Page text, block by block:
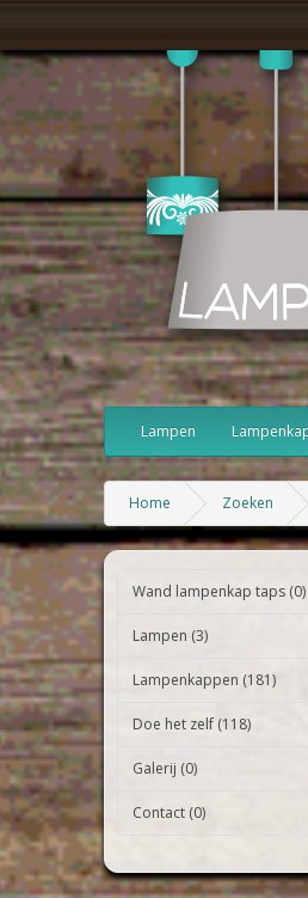
Lampen
Home Zoeken
Wand lampenkap taps (0)
Lampen (3)
Lampenkappen (181)
Doe het zelf (118)
Galerij (0)
Contact (0)